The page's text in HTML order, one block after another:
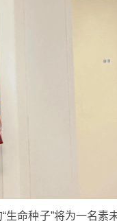
命种子”将为一名